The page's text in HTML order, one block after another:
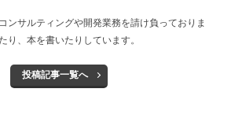
ンサルティングや開発業務を請け負っておりま
り、本を書いたりしています。
投稿記事一覧へ